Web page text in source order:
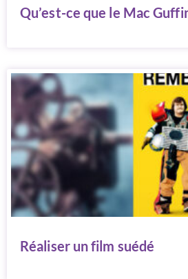
Qu’est-ce que le Mac
Réaliser un film suédé